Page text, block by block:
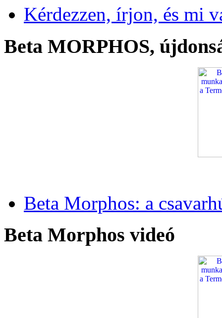
Kérdezzen, írjon, és mi
Beta MORPHOS,
Beta Morphos: a
Beta Morphos videó